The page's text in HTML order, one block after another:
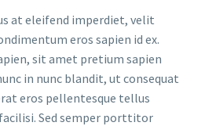
at eleifend imperdiet, velit
eros sapien id ex.
sit amet pretium sapien
in nunc blandit, ut consequat
eros pellentesque tellus
Sed semper porttitor